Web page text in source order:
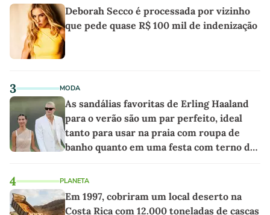
Deborah Secco é processada por vizinho
que pede quase R$ 100 mil de indenização
3 MODA
As sandálias favoritas de Erling Haaland
para o verão são um par perfeito, ideal
tanto para usar na praia com roupa de
banho quanto em uma festa com terno de
4 PLANETA
Em 1997, cobriram um local deserto na
Costa Rica com 12.000 toneladas de cascas